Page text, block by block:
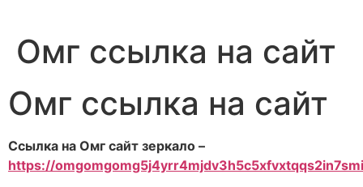
Омг ссылка на сайт
Омг ссылка на сайт
Ссылка на Омг сайт зеркало –
https://